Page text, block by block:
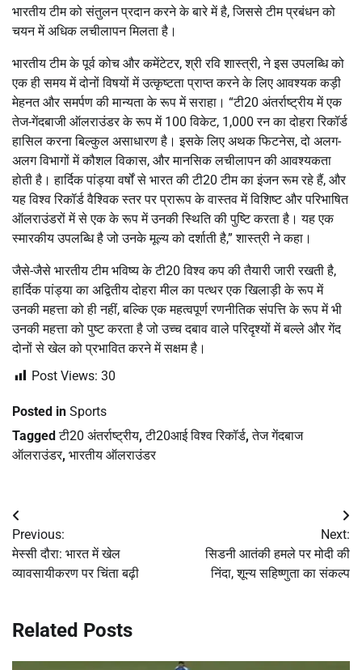
भारतीय टीम को संतुलन प्रदान करने के बारे में है, जिससे टीम प्रबंधन को
चयन में अधिक लचीलापन मिलता है।
भारतीय टीम के पूर्व कोच और कमेंटेटर, श्री रवि शास्त्री, ने इस उपलब्धि को
एक ही समय में दोनों विषयों में उत्कृष्टता प्राप्त करने के लिए आवश्यक कड़ी
मेहनत और समर्पण की मान्यता के रूप में सराहा। “टी20 अंतर्राष्ट्रीय में एक
तेज-गेंदबाजी ऑलराउंडर के रूप में 100 विकेट, 1,000 रन का दोहरा रिकॉर्ड
हासिल करना बिल्कुल असाधारण है। इसके लिए अथक फिटनेस, दो अलग-
अलग विभागों में कौशल विकास, और मानसिक लचीलापन की आवश्यकता
होती है। हार्दिक पांड्या वर्षों से भारत की टी20 टीम का इंजन रूम रहे हैं, और
यह विश्व रिकॉर्ड वैश्विक स्तर पर प्रारूप के वास्तव में विशिष्ट और परिभाषित
ऑलराउंडरों में से एक के रूप में उनकी स्थिति की पुष्टि करता है। यह एक
स्मारकीय उपलब्धि है जो उनके मूल्य को दर्शाती है,” शास्त्री ने कहा।
जैसे-जैसे भारतीय टीम भविष्य के टी20 विश्व कप की तैयारी जारी रखती है,
हार्दिक पांड्या का अद्वितीय दोहरा मील का पत्थर एक खिलाड़ी के रूप में
उनकी महत्ता को ही नहीं, बल्कि एक महत्वपूर्ण रणनीतिक संपत्ति के रूप में भी
उनकी महत्ता को पुष्ट करता है जो उच्च दबाव वाले परिदृश्यों में बल्ले और गेंद
दोनों से खेल को प्रभावित करने में सक्षम है।
Post Views: 30
Posted in Sports
Taggedटी20 अंतर्राष्ट्रीय,टी20आई विश्व रिकॉर्ड,तेज गेंदबाज
ऑलराउंडर, भारतीय ऑलराउंडर
Post
navigation
Previous:
मेस्सी दौरा: भारत में खेल
व्यावसायीकरण पर चिंता बढ़ी
Next:
सिडनी आतंकी हमले पर मोदी की
निंदा, शून्य सहिष्णुता का संकल्प
Related Posts